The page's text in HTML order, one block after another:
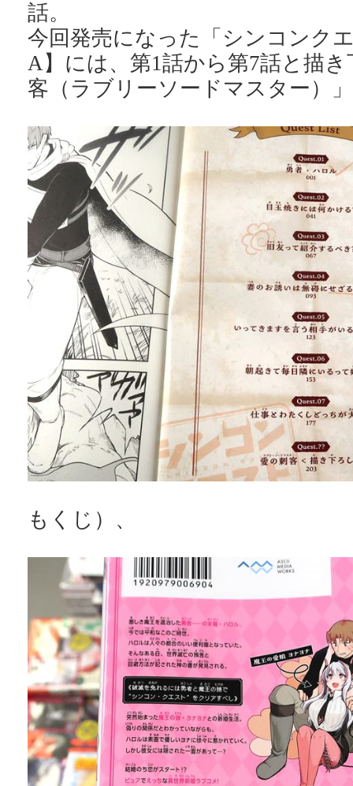
話。
今回発売になった「シンコンク
A】には、第1話から第7話と描
客（ラブリーソードマスター）
もくじ）、